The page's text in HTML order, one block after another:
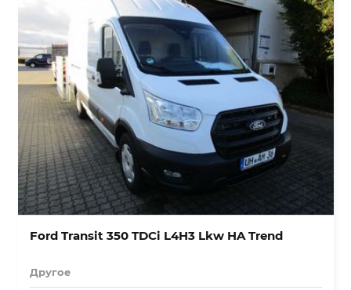
Ford Transit 350 TDCi L4H3 Lkw HA Trend
Другое